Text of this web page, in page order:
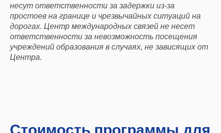
несут ответственности за задержки из-за
простоев на границе и чрезвычайных ситуаций на
дорогах. Центр международных связей не несет
ответственности за невозможность посещения
учреждений образования в случаях, не зависящих от
Центра.